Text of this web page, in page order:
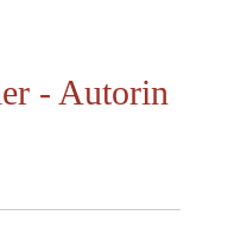
- Autorin